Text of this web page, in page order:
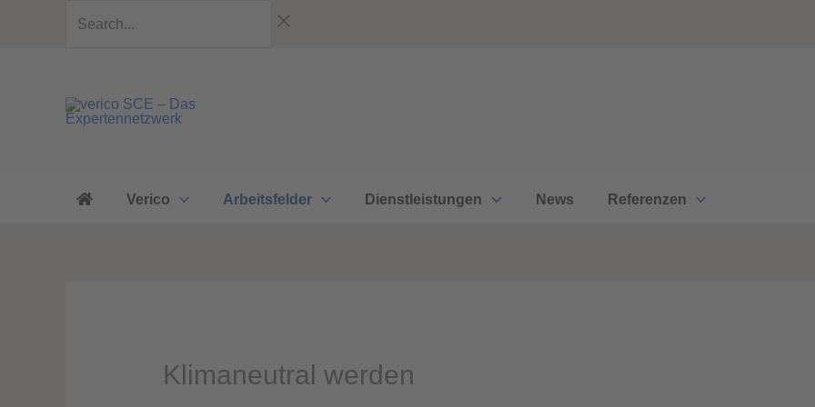
Verico Arbeitsfelder Dienstleistungen News Referenzen
Klimaneutral werden